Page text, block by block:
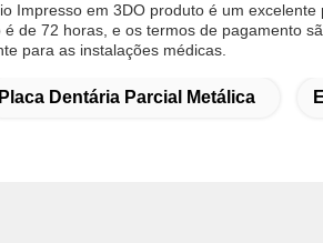
Impresso em 3DO produto é um
de 72 horas, e os termos de pagamento
para as instalações médicas.
Placa Dentária Parcial Metálica